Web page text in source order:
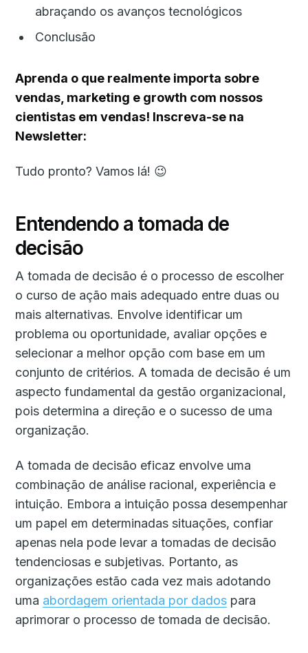
abraçando os avanços tecnológicos
Conclusão
Aprenda o que realmente importa sobre
vendas, marketing e growth com nossos
cientistas em vendas! Inscreva-se na
Newsletter:
Tudo pronto? Vamos lá! 😉
Entendendo a tomada de
decisão
A tomada de decisão é o processo de escolher
o curso de ação mais adequado entre duas ou
mais alternativas. Envolve identificar um
problema ou oportunidade, avaliar opções e
selecionar a melhor opção com base em um
conjunto de critérios. A tomada de decisão é um
aspecto fundamental da gestão organizacional,
pois determina a direção e o sucesso de uma
organização.
A tomada de decisão eficaz envolve uma
combinação de análise racional, experiência e
intuição. Embora a intuição possa desempenhar
um papel em determinadas situações, confiar
apenas nela pode levar a tomadas de decisão
tendenciosas e subjetivas. Portanto, as
organizações estão cada vez mais adotando
uma abordagem orientada por dados para
aprimorar o processo de tomada de decisão.